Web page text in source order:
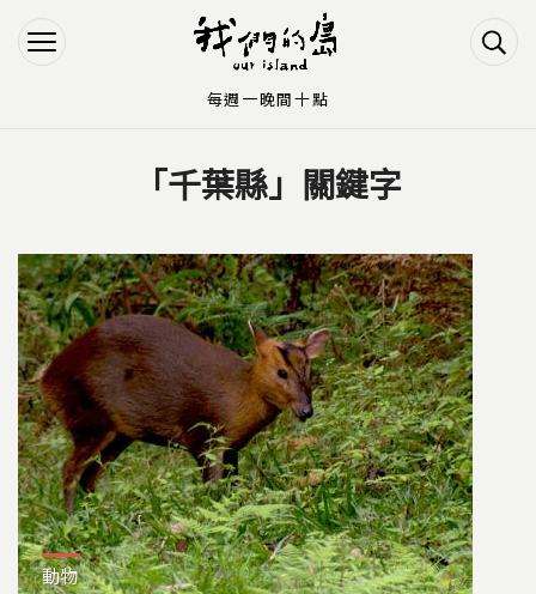
Jump to Navigation
Jump to Main content
「千葉縣」關鍵字
動物
每週一晚間十點